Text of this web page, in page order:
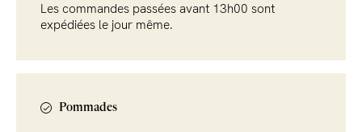
Les commandes passées avant 13h00 sont
expédiées le jour même.
Pommades